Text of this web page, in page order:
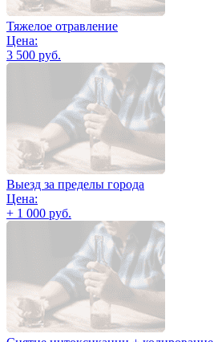
Тяжелое отравление
Цена:
3 500 руб.
Выезд за пределы города
Цена:
+ 1 000 руб.